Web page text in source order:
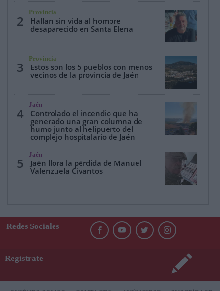
2
Provincia
Hallan sin vida al hombre
desaparecido en Santa Elena
3
Provincia
Estos son los 5 pueblos con menos
vecinos de la provincia de Jaén
4
Jaén
Controlado el incendio que ha
generado una gran columna de
humo junto al helipuerto del
complejo hospitalario de Jaén
5
Jaén
Jaén llora la pérdida de Manuel
Valenzuela Civantos
Redes Sociales
Regístrate